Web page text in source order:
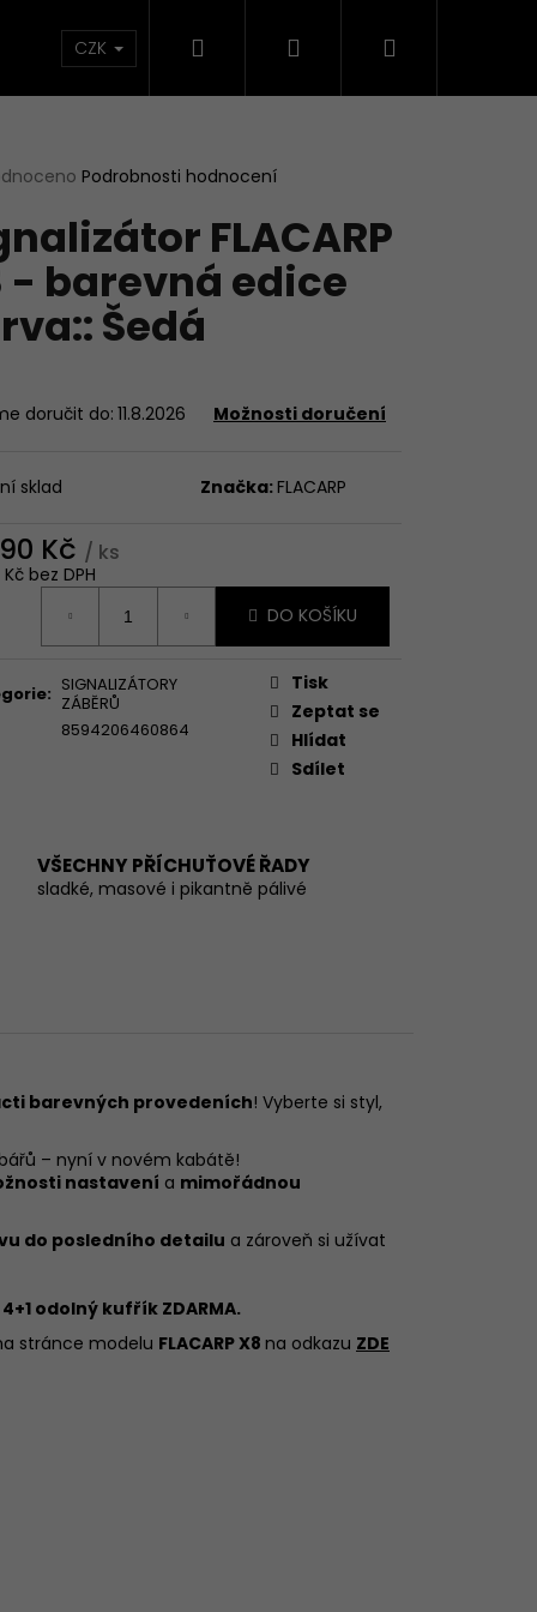
CZK Přihlášení
Podrobnosti hodnocení
FLACARP
- barevná edice
Šedá
doručit do: 11.8.2026 Možnosti doručení
sklad Značka:FLACARP
Kč / ks
Kč bez DPH
DO KOŠÍKU
: SIGNALIZÁTORY
ZÁBĚRŮ
8594206460864
Tisk
Zeptat se
Hlídat
Sdílet
VŠECHNY PŘÍCHUŤOVÉ ŘADY
sladké, masové i pikantně pálivé
barevných provedeních! Vyberte si styl,
– nyní v novém kabátě!
nastavení a mimořádnou
do posledního detailu a zároveň si užívat
4+1 odolný kufřík ZDARMA.
stránce modelu FLACARP X8 na odkazu ZDE